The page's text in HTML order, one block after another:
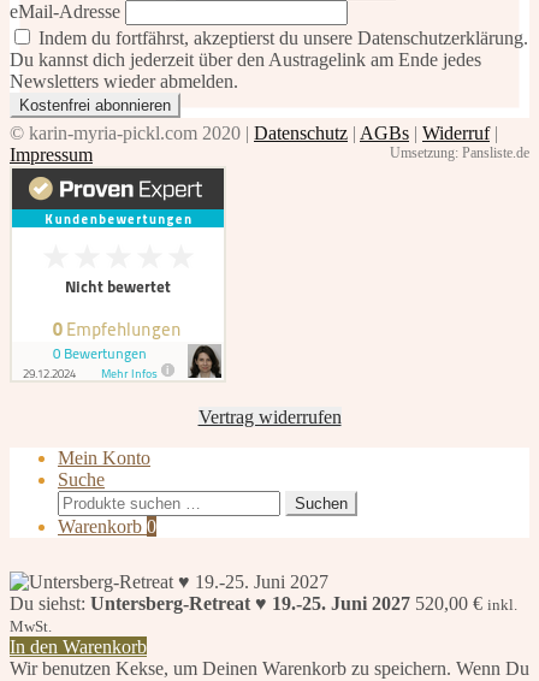
eMail-Adresse
Indem du fortfährst, akzeptierst du unsere Datenschutzerklärung.
Du kannst dich jederzeit über den Austragelink am Ende jedes
Newsletters wieder abmelden.
© karin-myria-pickl.com 2020 | Datenschutz | AGBs | Widerruf|
Impressum
Umsetzung: Pansliste.de
Vertrag widerrufen
Mein Konto
Suche
Suchen
nach:
Suchen
Warenkorb 0
Du siehst: Untersberg-Retreat ♥ 19.-25. Juni 2027 520,00 € inkl.
MwSt.
In den Warenkorb
Wir benutzen Kekse, um Deinen Warenkorb zu speichern. Wenn Du